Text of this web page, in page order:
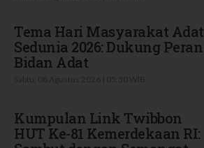
Tema Hari Masyarakat Adat
Sedunia 2026: Dukung Peran
Bidan Adat
Kumpulan Link Twibbon
HUT Ke-81 Kemerdekaan RI: